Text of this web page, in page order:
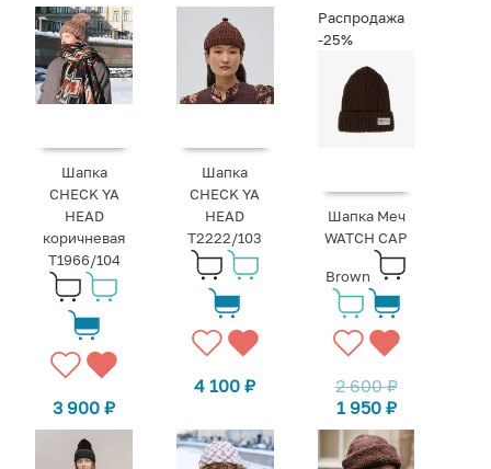
Шапка
CHECK YA
HEAD
коричневая
T1966/104
3 900₽
Шапка
CHECK YA
HEAD
Т2222/103
4 100₽
Распродажа
-25%
Шапка Меч
WATCH CAP
Brown
2 600₽
1 950 ₽